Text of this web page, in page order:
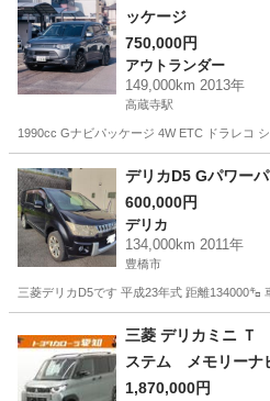
ッケージ
750,000円
アウトランダー
149,000km 2013年
高蔵寺駅
1990cc Gナビパッケージ 4W ETC ドラレコ
愛知 春日井市 高蔵寺駅 アウト
デリカD5 Gパワー
600,000円
デリカ
134,000km 2011年
豊橋市
三菱デリカD5です 平成23年式 距離134000
デリカ
三菱 デリカミニ
ステム メモリー
ラ ＥＴＣ ＣＤ ミ
1,870,000円